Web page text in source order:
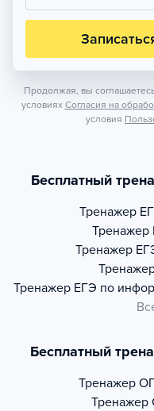
Продолжая, вы
условиях Согласия на
условия
Бесплатный
Тренажер
Тренажер
Тренажер
Тренажер ЕГЭ по
Бесплатный
Тренажер
Тренажер